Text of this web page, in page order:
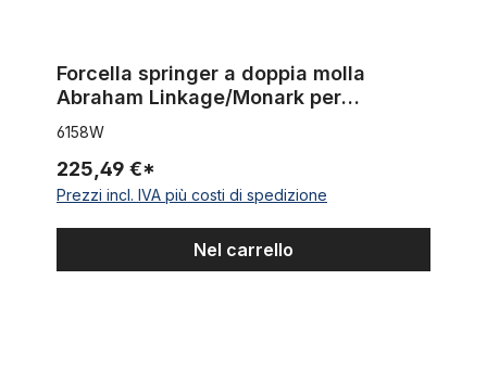
Forcella springer a doppia molla
Abraham Linkage/Monark per
cerchioni fino a 26 pollici
6158W
225,49 €*
Prezzi incl. IVA più costi di spedizione
Nel carrello